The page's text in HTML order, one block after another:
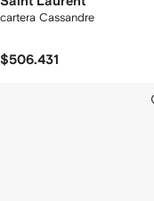
cartera Cassandre
$506.431